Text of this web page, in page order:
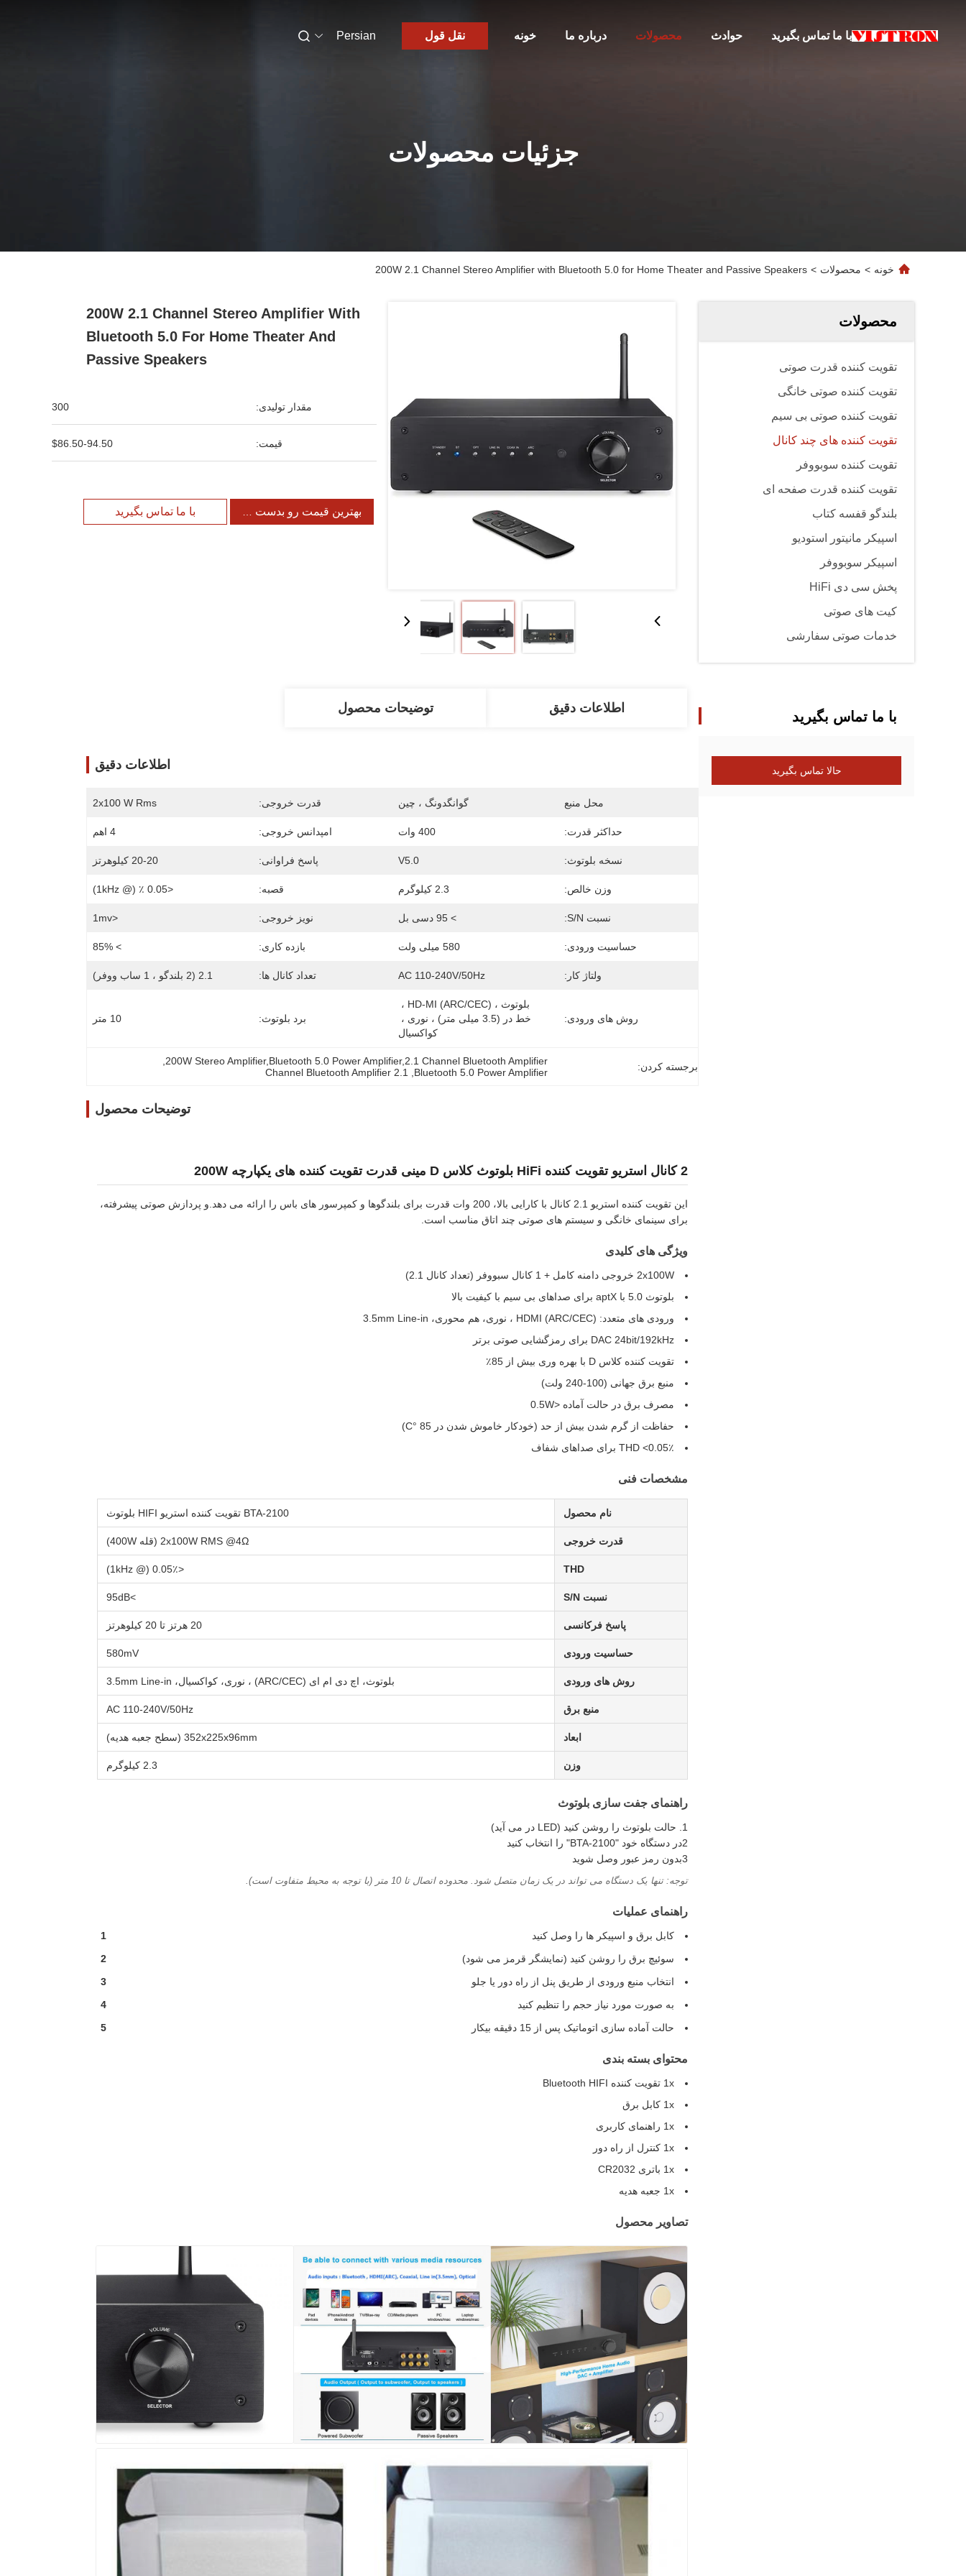
خونه درباره ما محصولات حوادث با ما تماس بگیرید نقل قول Persian
جزئیات محصولات
خونه > محصولات >
200W 2.1 Channel Stereo Amplifier with Bluetooth 5.0 for Home Theater and Passive Speakers
محصولات
تقویت کننده قدرت صوتی
تقویت کننده صوتی خانگی
تقویت کننده صوتی بی سیم
تقویت کننده های چند کانال
تقویت کننده سوبووفر
تقویت کننده قدرت صفحه ای
بلندگو قفسه کتاب
اسپیکر مانیتور استودیو
اسپیکر سوبووفر
پخش سی دی HiFi
کیت های صوتی
خدمات صوتی سفارشی
با ما تماس بگیرید
حالا تماس بگیرید
200W 2.1 Channel Stereo Amplifier With
Bluetooth 5.0 For Home Theater And
Passive Speakers
مقدار تولیدی: 300
قیمت: $86.50-94.50
بهترین قیمت رو بدست بیار با ما تماس بگیرید
اطلاعات دقیق توضیحات محصول
اطلاعات دقیق
محل منبع گوانگدونگ ، چین قدرت خروجی: 2x100 W Rms
حداکثر قدرت: 400 وات امپدانس خروجی: 4 اهم
نسخه بلوتوث: V5.0 پاسخ فراوانی: 20-20 کیلوهرتز
وزن خالص: 2.3 کیلوگرم قصبه: <0.05 ٪ (@ 1kHz)
نسبت S/N: > 95 دسی بل نویز خروجی: <1mv
حساسیت ورودی: 580 میلی ولت بازده کاری: > 85%
ولتاژ کار: AC 110-240V/50Hz تعداد کانال ها: 2.1 (2 بلندگو ، 1 ساب ووفر)
روش های ورودی:
کواکسیال
برد بلوتوث: 10 متر
برجسته کردن: 200W Stereo Amplifier,Bluetooth 5.0 Power Amplifier,2.1 Channel Bluetooth Amplifier
Bluetooth 5.0 Power Amplifier
2.1 Channel Bluetooth Amplifier
توضیحات محصول
2 کانال استریو تقویت کننده HiFi بلوتوث کلاس D مینی قدرت تقویت کننده های یکپارچه 200W
این تقویت کننده استریو 2.1 کانال با کارایی بالا، 200 وات قدرت برای بلندگوها و کمپرسور های باس را ارائه می دهد.و پردازش صوتی پیشرفته،
برای سینمای خانگی و سیستم های صوتی چند اتاق مناسب است.
ویژگی های کلیدی
2x100W خروجی دامنه کامل + 1 کانال سبووفر (تعداد کانال 2.1)
بلوتوث 5.0 با aptX برای صداهای بی سیم با کیفیت بالا
ورودی های متعدد: HDMI (ARC/CEC) ، نوری، هم محوری، 3.5mm Line-in
DAC 24bit/192kHz برای رمزگشایی صوتی برتر
تقویت کننده کلاس D با بهره وری بیش از 85٪
منبع برق جهانی (100-240 ولت)
مصرف برق در حالت آماده <0.5W
حفاظت از گرم شدن بیش از حد (خودکار خاموش شدن در 85 °C)
THD <0.05٪ برای صداهای شفاف
مشخصات فنی
نام محصول BTA-2100 تقویت کننده استریو HIFI بلوتوث
قدرت خروجی 2x100W RMS @4Ω (قله 400W)
THD <0.05٪ (@ 1kHz)
نسبت S/N >95dB
پاسخ فرکانسی 20 هرتز تا 20 کیلوهرتز
حساسیت ورودی 580mV
روش های ورودی بلوتوث، اچ دی ام ای (ARC/CEC) ، نوری، کواکسیال، 3.5mm Line-in
منبع برق AC 110-240V/50Hz
ابعاد 352x225x96mm (سطح جعبه هدیه)
وزن 2.3 کیلوگرم
راهنمای جفت سازی بلوتوث
1. حالت بلوتوث را روشن کنید (LED در می آید)
2در دستگاه خود "BTA-2100" را انتخاب کنید
3بدون رمز عبور وصل شوید
توجه: تنها یک دستگاه می تواند در یک زمان متصل شود. محدوده اتصال تا 10 متر (با توجه به محیط متفاوت است).
راهنمای عملیات
کابل برق و اسپیکر ها را وصل کنید
سوئیچ برق را روشن کنید (نمایشگر قرمز می شود)
انتخاب منبع ورودی از طریق پنل از راه دور یا جلو
به صورت مورد نیاز حجم را تنظیم کنید
حالت آماده سازی اتوماتیک پس از 15 دقیقه بیکار
محتوای بسته بندی
1x تقویت کننده Bluetooth HIFI
1x کابل برق
1x راهنمای کاربری
1x کنترل از راه دور
1x باتری CR2032
1x جعبه هدیه
تصاویر محصول